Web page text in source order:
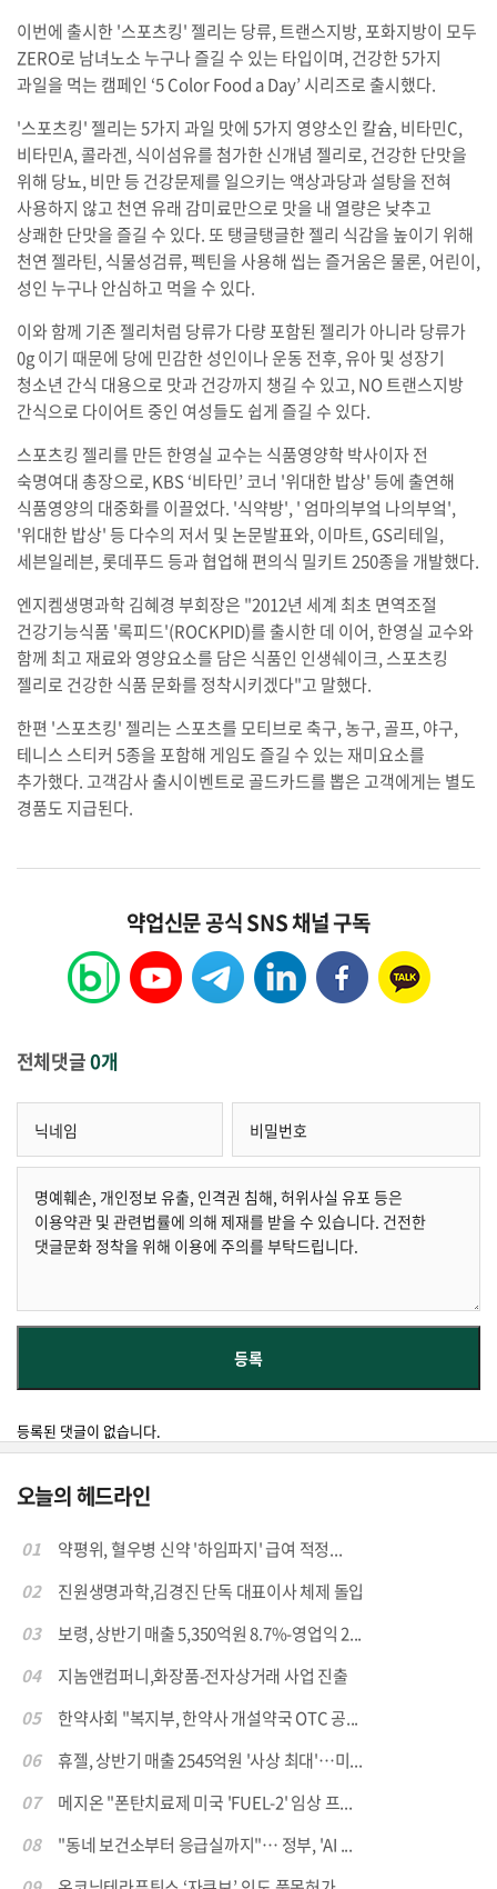
이번에 출시한 '스포츠킹' 젤리는 당류, 트랜스지방, 포화지방이 모두
ZERO로 남녀노소 누구나 즐길 수 있는 타입이며, 건강한 5가지
과일을 먹는 캠페인 ‘5 Color Food a Day’ 시리즈로 출시했다.
'스포츠킹' 젤리는 5가지 과일 맛에 5가지 영양소인 칼슘, 비타민C,
비타민A, 콜라겐, 식이섬유를 첨가한 신개념 젤리로, 건강한 단맛을
위해 당뇨, 비만 등 건강문제를 일으키는 액상과당과 설탕을 전혀
사용하지 않고 천연 유래 감미료만으로 맛을 내 열량은 낮추고
상쾌한 단맛을 즐길 수 있다. 또 탱글탱글한 젤리 식감을 높이기 위해
천연 젤라틴, 식물성검류, 펙틴을 사용해 씹는 즐거움은 물론, 어린이,
성인 누구나 안심하고 먹을 수 있다.
이와 함께 기존 젤리처럼 당류가 다량 포함된 젤리가 아니라 당류가
0g 이기 때문에 당에 민감한 성인이나 운동 전후, 유아 및 성장기
청소년 간식 대용으로 맛과 건강까지 챙길 수 있고, NO 트랜스지방
간식으로 다이어트 중인 여성들도 쉽게 즐길 수 있다.
스포츠킹 젤리를 만든 한영실 교수는 식품영양학 박사이자 전
숙명여대 총장으로, KBS ‘비타민’ 코너 '위대한 밥상' 등에 출연해
식품영양의 대중화를 이끌었다. '식약방', ' 엄마의부엌 나의부엌',
'위대한 밥상' 등 다수의 저서 및 논문발표와, 이마트, GS리테일,
세븐일레븐, 롯데푸드 등과 협업해 편의식 밀키트 250종을 개발했다.
엔지켐생명과학 김혜경 부회장은 "2012년 세계 최초 면역조절
건강기능식품 '록피드'(ROCKPID)를 출시한 데 이어, 한영실 교수와
함께 최고 재료와 영양요소를 담은 식품인 인생쉐이크, 스포츠킹
젤리로 건강한 식품 문화를 정착시키겠다"고 말했다.
한편 '스포츠킹' 젤리는 스포츠를 모티브로 축구, 농구, 골프, 야구,
테니스 스티커 5종을 포함해 게임도 즐길 수 있는 재미요소를
추가했다. 고객감사 출시이벤트로 골드카드를 뽑은 고객에게는 별도
경품도 지급된다.
약업신문 공식 SNS 채널 구독
전체댓글0개
등록된 댓글이 없습니다.
오늘의 헤드라인
01
약평위, 혈우병 신약 '하임파지' 급여 적정...
02
진원생명과학,김경진 단독 대표이사 체제 돌입
03
보령, 상반기 매출 5,350억원 8.7%-영업익 2...
04
지놈앤컴퍼니,화장품-전자상거래 사업 진출
05
한약사회 "복지부, 한약사 개설약국 OTC 공...
06
휴젤, 상반기 매출 2545억원 '사상 최대'…미...
07
메지온 "폰탄치료제 미국 'FUEL-2' 임상 프...
08
"동네 보건소부터 응급실까지"… 정부, 'AI ...